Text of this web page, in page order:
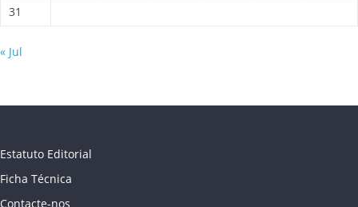
31
« Jul
Estatuto Editorial
Ficha Técnica
Contacte-nos